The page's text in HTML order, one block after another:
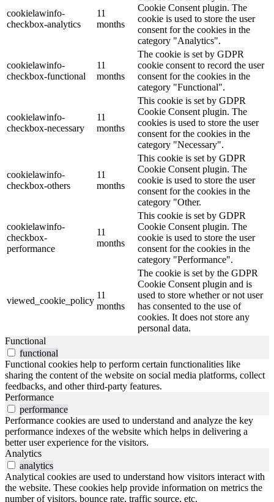
cookielawinfo-
checkbox-analytics
11
months
Cookie Consent plugin. The
cookie is used to store the user
consent for the cookies in the
category "Analytics".
cookielawinfo-
checkbox-functional
11
months
The cookie is set by GDPR
cookie consent to record the user
consent for the cookies in the
category "Functional".
cookielawinfo-
checkbox-necessary
11
months
This cookie is set by GDPR
Cookie Consent plugin. The
cookies is used to store the user
consent for the cookies in the
category "Necessary".
cookielawinfo-
checkbox-others
11
months
This cookie is set by GDPR
Cookie Consent plugin. The
cookie is used to store the user
consent for the cookies in the
category "Other.
cookielawinfo-
checkbox-
performance
11
months
This cookie is set by GDPR
Cookie Consent plugin. The
cookie is used to store the user
consent for the cookies in the
category "Performance".
viewed_cookie_policy
11
months
The cookie is set by the GDPR
Cookie Consent plugin and is
used to store whether or not user
has consented to the use of
cookies. It does not store any
personal data.
Functional
functional
Functional cookies help to perform certain functionalities like
sharing the content of the website on social media platforms, collect
feedbacks, and other third-party features.
Performance
performance
Performance cookies are used to understand and analyze the key
performance indexes of the website which helps in delivering a
better user experience for the visitors.
Analytics
analytics
Analytical cookies are used to understand how visitors interact with
the website. These cookies help provide information on metrics the
number of visitors, bounce rate, traffic source, etc.